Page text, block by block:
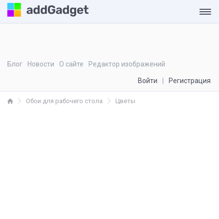
Блог Новости О сайте Редактор изображений
Войти Регистрация
Обои для рабочего стола Цветы